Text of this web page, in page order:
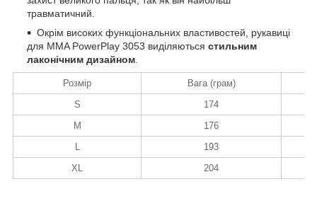
травматичний.
Окрім високих функціональних властивостей, рукавиці
для MMA PowerPlay 3053 виділяються стильним
лаконічним дизайном
Розмір
Вага (грам)
S
174
M
176
193
XL
204